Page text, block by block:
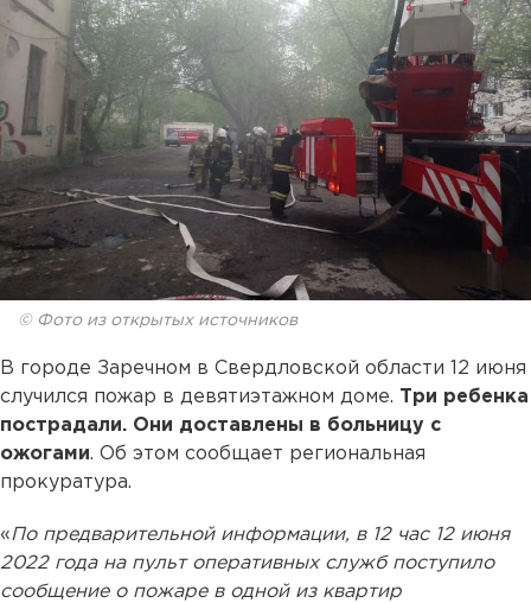
© Фото из открытых источников
В городе Заречном в Свердловской области 12 июня
случился пожар в девятиэтажном доме. Три ребенка
пострадали. Они доставлены в больницу с
ожогами. Об этом сообщает региональная
прокуратура.
«По предварительной информации, в 12 час 12 июня
2022 года на пульт оперативных служб поступило
сообщение о пожаре в одной из квартир